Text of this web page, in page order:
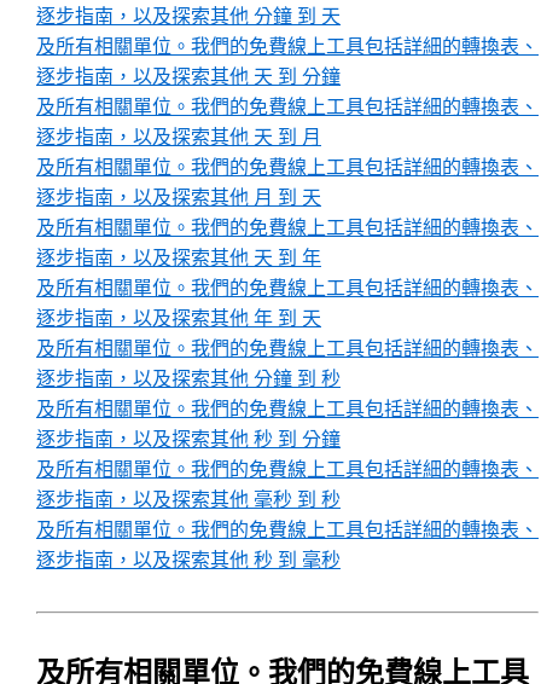
逐步指南，以及探索其他 分鐘 到 天
及所有相關單位。我們的免費線上工具包括詳細的轉換表、
逐步指南，以及探索其他 天 到 分鐘
及所有相關單位。我們的免費線上工具包括詳細的轉換表、
逐步指南，以及探索其他 天 到 月
及所有相關單位。我們的免費線上工具包括詳細的轉換表、
逐步指南，以及探索其他 月 到 天
及所有相關單位。我們的免費線上工具包括詳細的轉換表、
逐步指南，以及探索其他 天 到 年
及所有相關單位。我們的免費線上工具包括詳細的轉換表、
逐步指南，以及探索其他 年 到 天
及所有相關單位。我們的免費線上工具包括詳細的轉換表、
逐步指南，以及探索其他 分鐘 到 秒
及所有相關單位。我們的免費線上工具包括詳細的轉換表、
逐步指南，以及探索其他 秒 到 分鐘
及所有相關單位。我們的免費線上工具包括詳細的轉換表、
逐步指南，以及探索其他 毫秒 到 秒
及所有相關單位。我們的免費線上工具包括詳細的轉換表、
逐步指南，以及探索其他 秒 到 毫秒
及所有相關單位。我們的免費線上工具